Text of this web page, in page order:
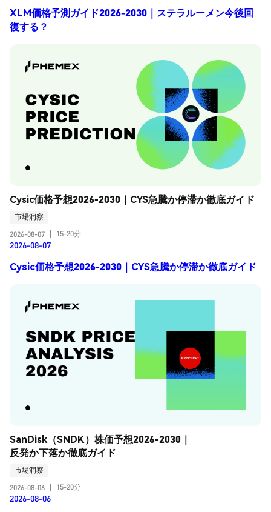
XLM価格予測ガイド2026-2030｜ステラルーメン今後回
復する？
Cysic価格予想2026-2030｜CYS急騰か停滞か徹底ガイド
市場洞察
2026-08-07
15-20分
2026-08-07
Cysic価格予想2026-2030｜CYS急騰か停滞か徹底ガイド
SanDisk（SNDK）株価予想2026-2030｜
反発か下落か徹底ガイド
市場洞察
2026-08-06
15-20分
2026-08-06